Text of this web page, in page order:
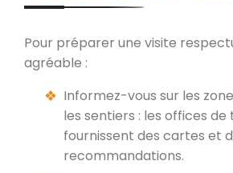
Pour préparer une visite
agréable :
Informez-vous sur les
les sentiers : les offices
fournissent des cartes et
recommandations.